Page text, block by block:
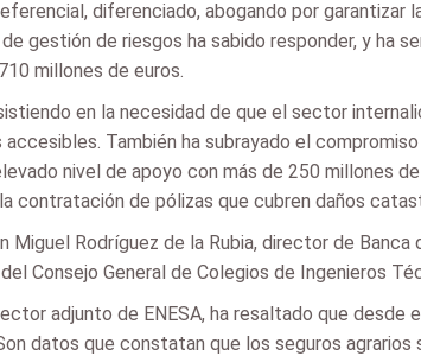
diferenciado, abogando por
gestión de riesgos ha sabido responder, y ha
millones de euros.
en la necesidad de que el sector
También ha subrayado el
nivel de apoyo con más de 250 millones
contratación de pólizas que cubren daños
Miguel Rodríguez de la Rubia, director de
Consejo General de Colegios de Ingenieros
adjunto de ENESA, ha resaltado que
datos que constatan que los seguros